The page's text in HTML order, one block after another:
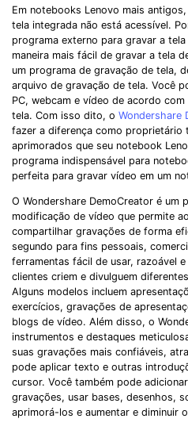
Em notebooks Lenovo mais
tela integrada não está acessível.
programa externo para gravar a
maneira mais fácil de gravar a tela
um programa de gravação de tela,
arquivo de gravação de tela. Você
PC, webcam e vídeo de acordo
tela. Com isso dito, o Wondershare
fazer a diferença como proprietário
aprimorados que seu notebook
programa indispensável para
perfeita para gravar vídeo em um
O Wondershare DemoCreator é um
modificação de vídeo que permite
compartilhar gravações de forma
segundo para fins pessoais,
ferramentas fácil de usar, razoável
clientes criem e divulguem
Alguns modelos incluem
exercícios, gravações de
blogs de vídeo. Além disso, o
instrumentos e destaques
suas gravações mais confiáveis,
pode aplicar texto e outras
cursor. Você também pode
gravações, usar bases, desenhos,
aprimorá-los e aumentar e diminuir